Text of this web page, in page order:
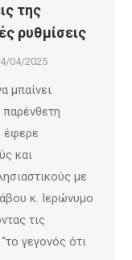
της
ρυθμίσεις
04/2025
μπαίνει
έφερε
και
με
κ. Ιερώνυμο
τις
γεγονός ότι